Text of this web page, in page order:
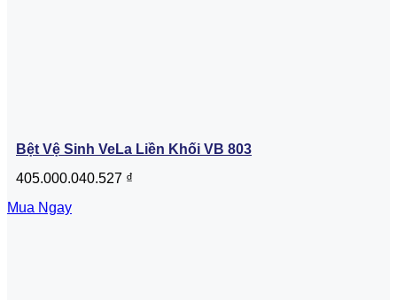
Bệt Vệ Sinh VeLa Liền Khối VB 803
405.000.040.527 ₫
Mua Ngay